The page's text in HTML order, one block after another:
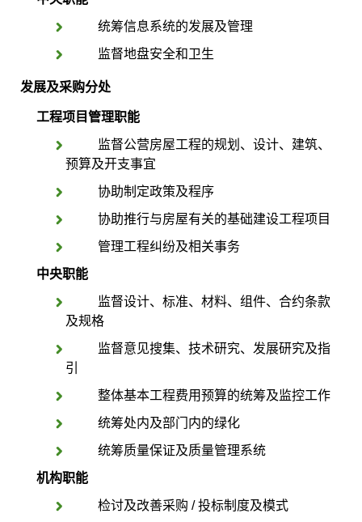
统筹信息系统的发展及管理
监督地盘安全和卫生
发展及采购分处
工程项目管理职能
监督公营房屋工程的规划、设计、建筑、
预算及开支事宜
协助制定政策及程序
协助推行与房屋有关的基础建设工程项目
管理工程纠纷及相关事务
中央职能
监督设计、标准、材料、组件、合约条款
及规格
监督意见搜集、技术研究、发展研究及指
引
整体基本工程费用预算的统筹及监控工作
统筹处内及部门内的绿化
统筹质量保证及质量管理系统
机构职能
检讨及改善采购 / 投标制度及模式